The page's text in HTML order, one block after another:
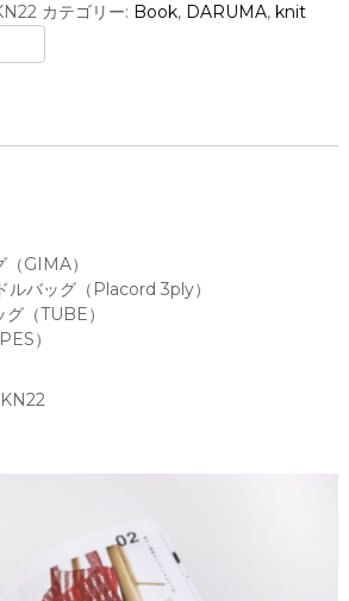
カテゴリー: Book, DARUMA, knit
GIMA）
ルバッグ（Placord 3ply）
（TUBE）
）